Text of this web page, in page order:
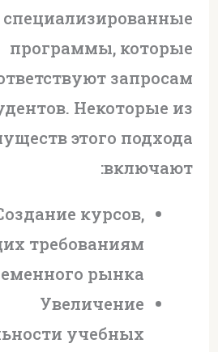
специализированные
программы, которые
запросам
Некоторые из
этого подхода
включают:
курсов,
требованиям
рынка
Увеличение
учебных